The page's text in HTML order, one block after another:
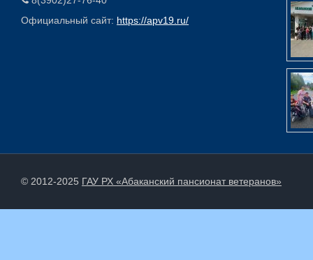
Официальный сайт: https://apv19.ru/
© 2012-2025 ГАУ РХ «Абаканский пансионат ветеранов»